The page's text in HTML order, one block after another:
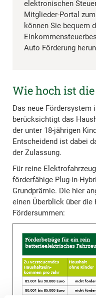
elektronischen
Mitglieder-Portal
können Sie bequem
Auto Förderung
Wie hoch ist
Das neue
berücksichtigt das
der unter 18-jährigen
Entscheidend ist dabei
der Zulassung.
Für reine
förderfähige Plug-in-
Grundprämie. Die hier
einen Überblick über
Fördersummen: